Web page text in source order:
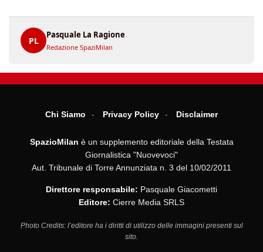
PL
Pasquale La Ragione
Redazione SpaziMilan
Chi Siamo Privacy Policy Disclaimer
SpazioMilan è un supplemento editoriale della Testata
Giornalistica "Nuovevoci"
Aut. Tribunale di Torre Annunziata n. 3 del 10/02/2011
Direttore responsabile: Pasquale Giacometti
Editore: Cierre Media SRLS
Photo Credits: l’editore ha i diritti di utilizzo delle immagini presenti sul
sito.